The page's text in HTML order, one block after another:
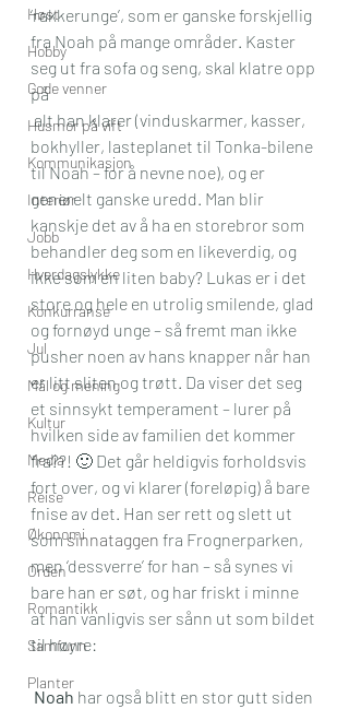
Høst
Hobby
Gode venner
Husmor på vift
Kommunikasjon
Interiør
Jobb
Hverdagslykke
Konkurranse
Jul
Mål og mening
Kultur
Media
Reise
Økonomi
Orden
Romantikk
Samfunn
Planter
‘rakkerunge’, som er ganske forskjellig
fra Noah på mange områder. Kaster
seg ut fra sofa og seng, skal klatre opp
på
bokhyller, lasteplanet til Tonka-bilene
til Noah – for å nevne noe), og er
generelt ganske uredd. Man blir
kanskje det av å ha en storebror som
behandler deg som en likeverdig, og
ikke som en liten baby? Lukas er i det
store og hele en utrolig smilende, glad
og fornøyd unge – så fremt man ikke
pusher noen av hans knapper når han
er litt sliten og trøtt. Da viser det seg
et sinnsykt temperament – lurer på
hvilken side av familien det kommer
fra??! 🙂 Det går heldigvis forholdsvis
fort over, og vi klarer (foreløpig) å bare
fnise av det. Han ser rett og slett ut
som sinnataggen fra Frognerparken,
men ‘dessverre’ for han – så synes vi
bare han er søt, og har friskt i minne
at han vanligvis ser sånn ut som bildet
til høyre:
Noah har også blitt en stor gutt siden